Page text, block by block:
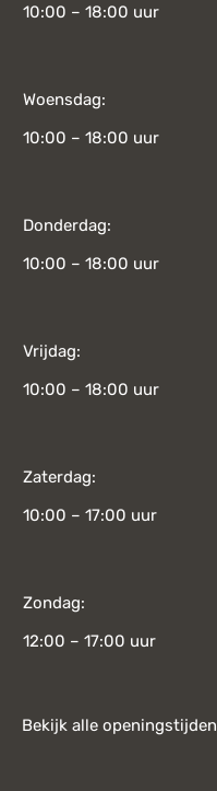
10:00 – 18:00 uur
Woensdag:
10:00 – 18:00 uur
Donderdag:
10:00 – 18:00 uur
Vrijdag:
10:00 – 18:00 uur
Zaterdag:
10:00 – 17:00 uur
Zondag:
12:00 – 17:00 uur
Bekijk alle openingstijden